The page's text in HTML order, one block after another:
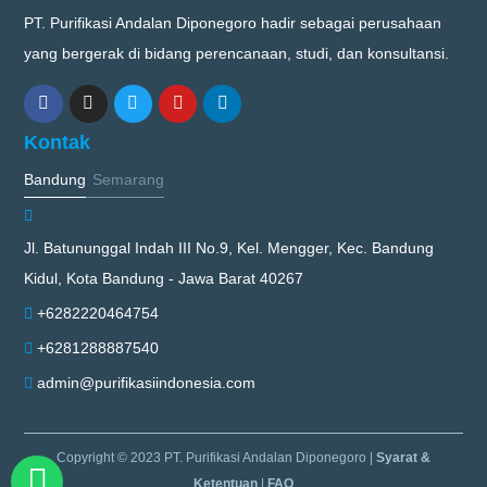
PT. Purifikasi Andalan Diponegoro hadir sebagai perusahaan
yang bergerak di bidang perencanaan, studi, dan konsultansi.
Kontak
Bandung Semarang
Jl. Batununggal Indah III No.9, Kel. Mengger, Kec. Bandung
Kidul, Kota Bandung - Jawa Barat 40267
+6282220464754
+6281288887540
admin@purifikasiindonesia.com
Copyright © 2023 PT. Purifikasi Andalan Diponegoro | Syarat &
Ketentuan
FAQ